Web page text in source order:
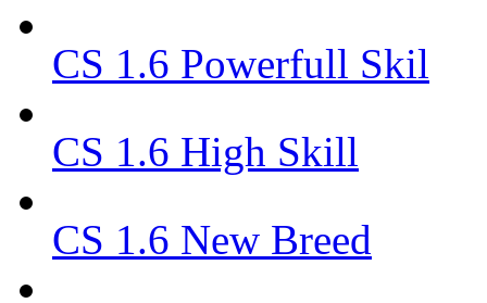
CS 1.6 Powerfull Skil
CS 1.6 High Skill
CS 1.6 New Breed